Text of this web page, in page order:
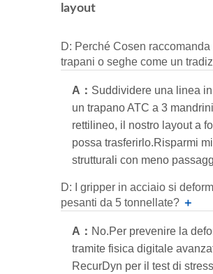
layout
D: Perché Cosen
trapani o seghe come un
A： Suddividere una linea
un trapano ATC a 3
rettilineo, il nostro layout a
possa trasferirlo.Risparmi
strutturali con meno
D: I gripper in acciaio si
pesanti da 5 tonnellate? ＋
A： No.Per prevenire la
tramite fisica digitale
RecurDyn per il test di